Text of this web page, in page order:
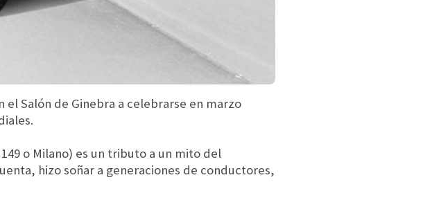
Salón de Ginebra a celebrarse en marzo
o Milano) es un tributo a un mito del
hizo soñar a generaciones de conductores,